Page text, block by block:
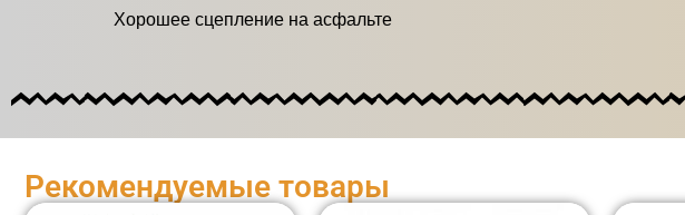
Хорошее сцепление на асфальте
Рекомендуемые товары